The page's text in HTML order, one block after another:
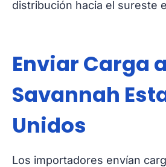
distribución hacia el sureste
Enviar Carga a
Savannah
Unidos
Los importadores envían